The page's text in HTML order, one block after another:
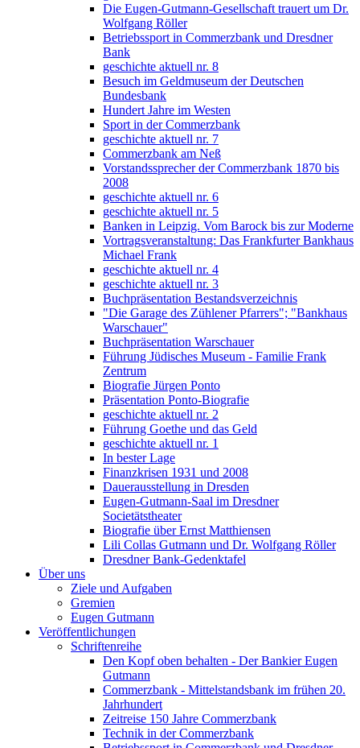
Die Eugen-Gutmann-Gesellschaft trauert um Dr.
Wolfgang Röller
Betriebssport in Commerzbank und Dresdner
Bank
geschichte aktuell nr. 8
Besuch im Geldmuseum der Deutschen
Bundesbank
Hundert Jahre im Westen
Sport in der Commerzbank
geschichte aktuell nr. 7
Commerzbank am Neß
Vorstandssprecher der Commerzbank 1870 bis
2008
geschichte aktuell nr. 6
geschichte aktuell nr. 5
Banken in Leipzig. Vom Barock bis zur Moderne
Vortragsveranstaltung: Das Frankfurter Bankhaus
Michael Frank
geschichte aktuell nr. 4
geschichte aktuell nr. 3
Buchpräsentation Bestandsverzeichnis
"Die Garage des Zühlener Pfarrers"; "Bankhaus
Warschauer"
Buchpräsentation Warschauer
Führung Jüdisches Museum - Familie Frank
Zentrum
Biografie Jürgen Ponto
Präsentation Ponto-Biografie
geschichte aktuell nr. 2
Führung Goethe und das Geld
geschichte aktuell nr. 1
In bester Lage
Finanzkrisen 1931 und 2008
Dauerausstellung in Dresden
Eugen-Gutmann-Saal im Dresdner
Societätstheater
Biografie über Ernst Matthiensen
Lili Collas Gutmann und Dr. Wolfgang Röller
Dresdner Bank-Gedenktafel
Über uns
Ziele und Aufgaben
Gremien
Eugen Gutmann
Veröffentlichungen
Schriftenreihe
Den Kopf oben behalten - Der Bankier Eugen
Gutmann
Commerzbank - Mittelstandsbank im frühen 20.
Jahrhundert
Zeitreise 150 Jahre Commerzbank
Technik in der Commerzbank